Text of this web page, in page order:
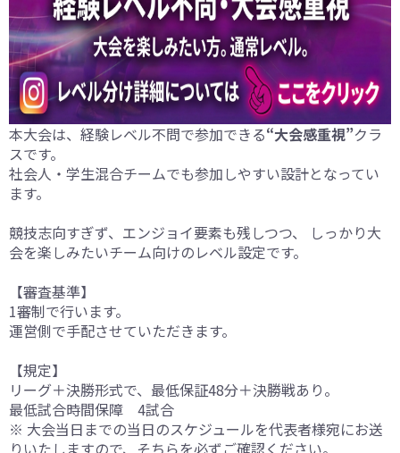
本大会は、経験レベル不問で参加できる“大会感重視”クラ
スです。
社会人・学生混合チームでも参加しやすい設計となってい
ます。
競技志向すぎず、エンジョイ要素も残しつつ、 しっかり大
会を楽しみたいチーム向けのレベル設定です。
【審査基準】
1審制で行います。
運営側で手配させていただきます。
【規定】
リーグ＋決勝形式で、最低保証48分＋決勝戦あり。
最低試合時間保障 4試合
※ 大会当日までの当日のスケジュールを代表者様宛にお送